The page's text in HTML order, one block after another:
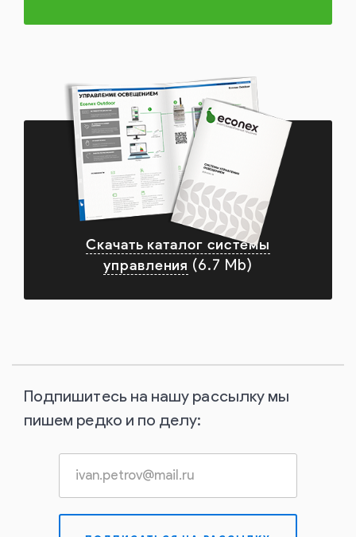
Скачать каталог системы
управления (6.7 Mb)
Подпишитесь на нашу рассылку мы
пишем редко и по делу: